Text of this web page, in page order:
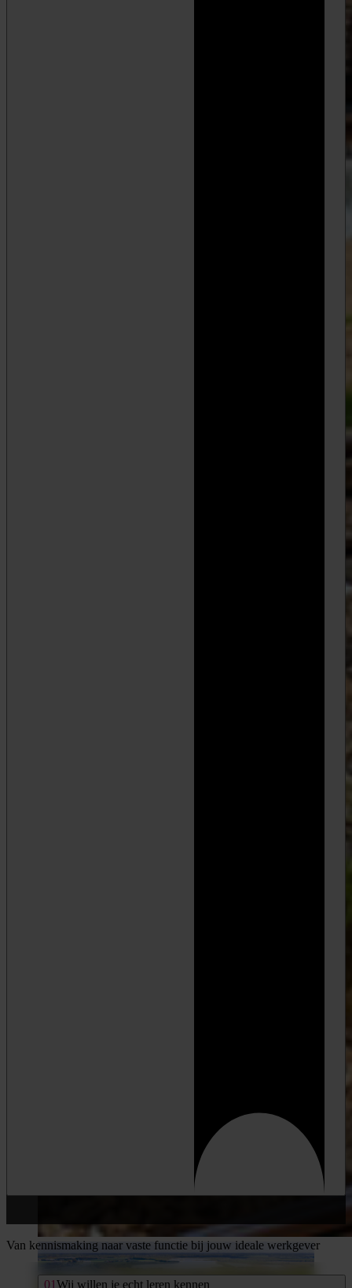
Van kennismaking naar vaste functie bij jouw ideale werkgever
Wij willen je echt leren kennen